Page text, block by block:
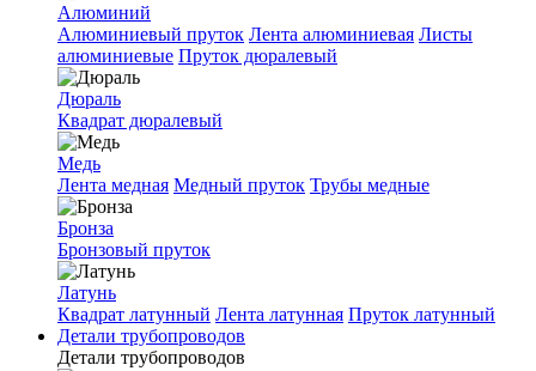
Алюминий
Алюминиевый пруток Лента алюминиевая Листы
алюминиевые Пруток дюралевый
Дюраль
Квадрат дюралевый
Медь
Лента медная Медный пруток Трубы медные
Бронза
Бронзовый пруток
Латунь
Квадрат латунный Лента латунная Пруток латунный
Детали трубопроводов
Детали трубопроводов